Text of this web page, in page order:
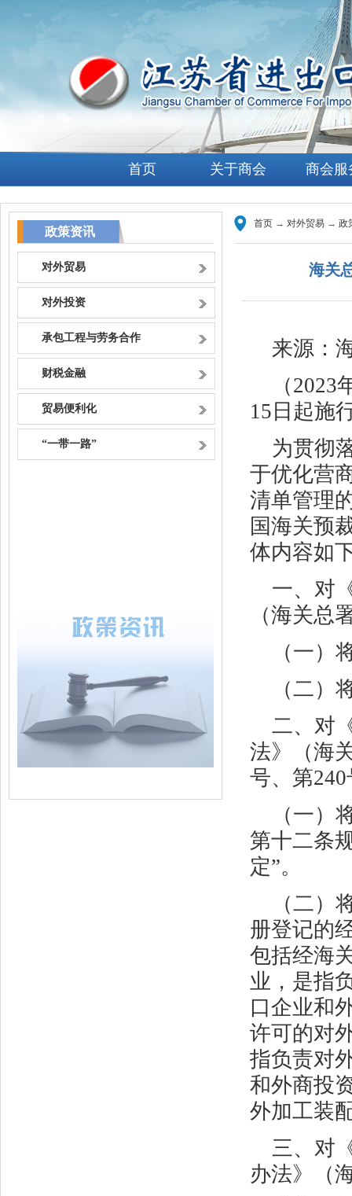
首页 关于商会 商会服
政策资讯
对外贸易
对外投资
承包工程与劳务合作
财税金融
贸易便利化
“一带一路”
首页 → 对外贸易 → 政
海关
来源：
（2023
15 日起施
为贯彻
于优化营
清单管理
国海关预
体内容如
一、对
（海关总
（一）
（二）
二、对
法》（海
号、第240
（一）
第十二条
定”。
（二）
册登记的
包括经海
业，是指
口企业和
许可的对
指负责对
和外商投
外加工装
三、对
办法》（